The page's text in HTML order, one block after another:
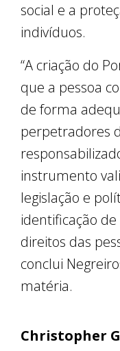
social e a
indivíduos.
“A criação do
que a pessoa
de forma
perpetradores
instrumento
legislação e
identificação
direitos das
conclui
matéria.
Christopher